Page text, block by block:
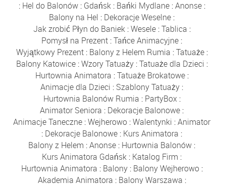
: Hel do Balonów: Gdańsk: Bańki Mydlane:Anonse:
Balony na Hel : Dekoracje Weselne :
Jak zrobić Płyn do Baniek:Wesele:Tablica :
Pomysł na Prezent :Tańce Animacyjne :
Wyjątkowy Prezent: Balony z Helem Rumia :Tatuaże:
Balony Katowice:Wzory Tatuaży:Tatuaże dla Dzieci :
Hurtownia Animatora :Tatuaże Brokatowe:
Animacje dla Dzieci : Szablony Tatuaży :
Hurtownia Balonów Rumia : PartyBox:
Animator Seniora : Dekoracje Balonowe :
Animacje Taneczne :Wejherowo :Walentynki :Animator
: Dekoracje Balonowe : Kurs Animatora :
Balony z Helem :Anonse : Hurtownia Balonów :
Kurs Animatora Gdańsk : Katalog Firm :
Hurtownia Animatora : Balony: Balony Wejherowo:
Akademia Animatora : Balony Warszawa :